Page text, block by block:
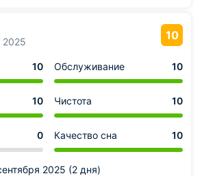
2025
10
10 Обслуживание 10
10 Чистота 10
0 Качество сна 10
2025 (2 дня)